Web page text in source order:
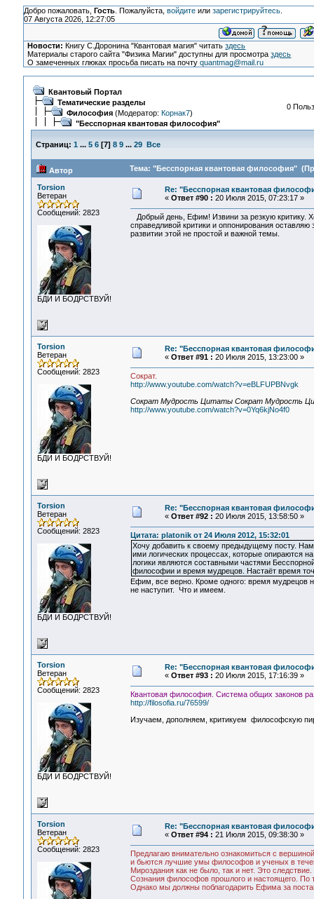
Добро пожаловать, Гость. Пожалуйста, войдитеили зарегистрируйтесь.
07 Августа 2026, 12:27:05
Новости: Книгу С.Доронина "Квантовая магия" читатьздесь
Материалы старого сайта "Физика Магии" доступны для просмотраздесь
О замеченных глюках просьба писать на почтуquantmag@mail.ru
Квантовый Портал
Тематические разделы
Философия(Модератор: Корнак7)
"Бесспорная квантовая философия"
0
Страниц: 1 ... 5 6[7] 8 9 ... 29 Все
Автор Тема: "Бесспорная квантовая философия"
Torsion
Ветеран
Сообщений: 2823
БДИ И БОДРСТВУЙ!
Re: "Бесспорная квантовая
« Ответ #90 : 20 Июля 2015, 07:23:17 »
Добрый день, Ефим! Извини за резкую критику.
справедливой критики и оппонирования
развитии этой не простой и важной темы.
Torsion
Ветеран
Сообщений: 2823
БДИ И БОДРСТВУЙ!
Re: "Бесспорная квантовая
« Ответ #91 : 20 Июля 2015, 13:23:00 »
Сократ.
http://www.youtube.com/watch?v=eBLFUPBNvgk
Сократ Мудрость Цитаты Сократ Мудрость
http://www.youtube.com/watch?v=0Yq6kjNo4f0
Torsion
Ветеран
Сообщений: 2823
БДИ И БОДРСТВУЙ!
Re: "Бесспорная квантовая
« Ответ #92 : 20 Июля 2015, 13:58:50 »
Цитата: platonik от 24 Июля 2012, 15:32:01
Хочу добавить к своему предыдущему посту.
ими логических процессах, которые опираются
логики являются составными частями
философии и время мудрецов. Настаёт время
Ефим, все верно. Кроме одного: время мудрецов
не наступит. Что и имеем.
Torsion
Ветеран
Сообщений: 2823
БДИ И БОДРСТВУЙ!
Re: "Бесспорная квантовая
« Ответ #93 : 20 Июля 2015, 17:16:39 »
Квантовая философия. Система общих законов
http://filosofia.ru/76599/
Изучаем, дополняем, критикуем философскую
Torsion
Ветеран
Сообщений: 2823
Re: "Бесспорная квантовая
« Ответ #94 : 21 Июля 2015, 09:38:30 »
Предлагаю внимательно ознакомиться с
и бьются лучшие умы философов и ученых в
Мироздания как не было, так и нет. Это
Сознания философов прошлого и настоящего. По
Однако мы должны поблагодарить Ефима за